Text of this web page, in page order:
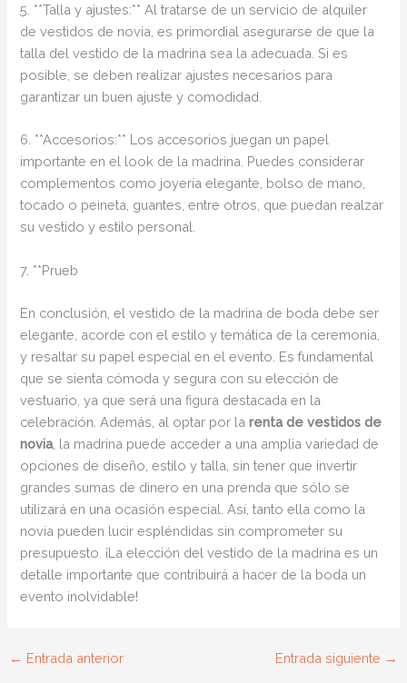
5. **Talla y ajustes:** Al tratarse de un servicio de alquiler
de vestidos de novia, es primordial asegurarse de que la
talla del vestido de la madrina sea la adecuada. Si es
posible, se deben realizar ajustes necesarios para
garantizar un buen ajuste y comodidad.
6. **Accesorios:** Los accesorios juegan un papel
importante en el look de la madrina. Puedes considerar
complementos como joyería elegante, bolso de mano,
tocado o peineta, guantes, entre otros, que puedan realzar
su vestido y estilo personal.
7. **Prueb
En conclusión, el vestido de la madrina de boda debe ser
elegante, acorde con el estilo y temática de la ceremonia,
y resaltar su papel especial en el evento. Es fundamental
que se sienta cómoda y segura con su elección de
vestuario, ya que será una figura destacada en la
celebración. Además, al optar por larenta de vestidos de
novia, la madrina puede acceder a una amplia variedad de
opciones de diseño, estilo y talla, sin tener que invertir
grandes sumas de dinero en una prenda que sólo se
utilizará en una ocasión especial. Así, tanto ella como la
novia pueden lucir espléndidas sin comprometer su
presupuesto. ¡La elección del vestido de la madrina es un
detalle importante que contribuirá a hacer de la boda un
evento inolvidable!
← Entrada anterior Entrada siguiente →